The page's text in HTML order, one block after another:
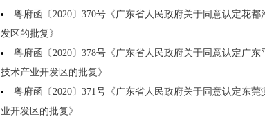
粤府函〔2020〕370号《广东省人民政府关于同意认定花
发区的批复》
粤府函〔2020〕378号《广东省人民政府关于同意认定广
技术产业开发区的批复》
粤府函〔2020〕371号《广东省人民政府关于同意认定东
业开发区的批复》